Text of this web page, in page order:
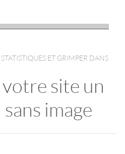
ET GRIMPER DANS
site un
image